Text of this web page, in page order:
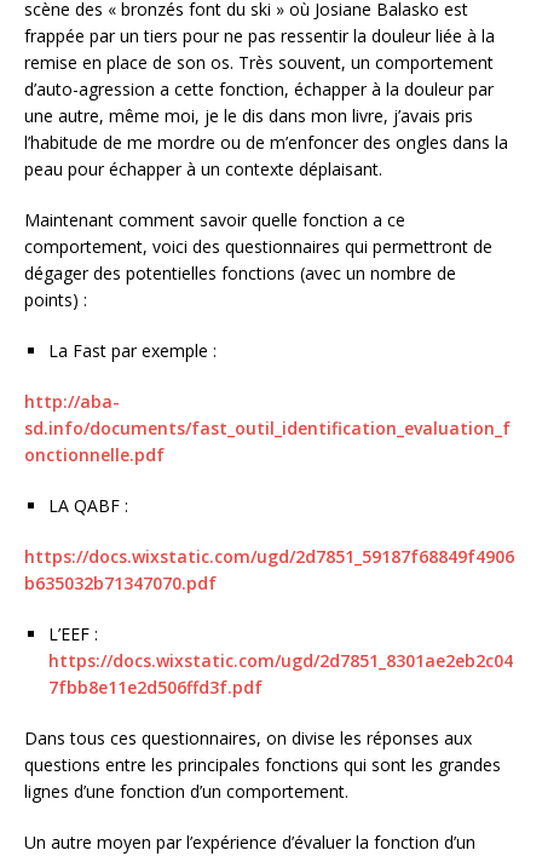
scène des « bronzés font du ski » où Josiane Balasko est
frappée par un tiers pour ne pas ressentir la douleur liée à la
remise en place de son os. Très souvent, un comportement
d’auto-agression a cette fonction, échapper à la douleur par
une autre, même moi, je le dis dans mon livre, j’avais pris
l’habitude de me mordre ou de m’enfoncer des ongles dans la
peau pour échapper à un contexte déplaisant.
Maintenant comment savoir quelle fonction a ce
comportement, voici des questionnaires qui permettront de
dégager des potentielles fonctions (avec un nombre de
points) :
La Fast par exemple :
http://aba-
sd.info/documents/fast_outil_identification_evaluation_f
onctionnelle.pdf
LA QABF :
https://docs.wixstatic.com/ugd/2d7851_59187f68849f4906
b635032b71347070.pdf
L’EEF :
https://docs.wixstatic.com/ugd/2d7851_8301ae2eb2c04
7fbb8e11e2d506ffd3f.pdf
Dans tous ces questionnaires, on divise les réponses aux
questions entre les principales fonctions qui sont les grandes
lignes d’une fonction d’un comportement.
Un autre moyen par l’expérience d’évaluer la fonction d’un